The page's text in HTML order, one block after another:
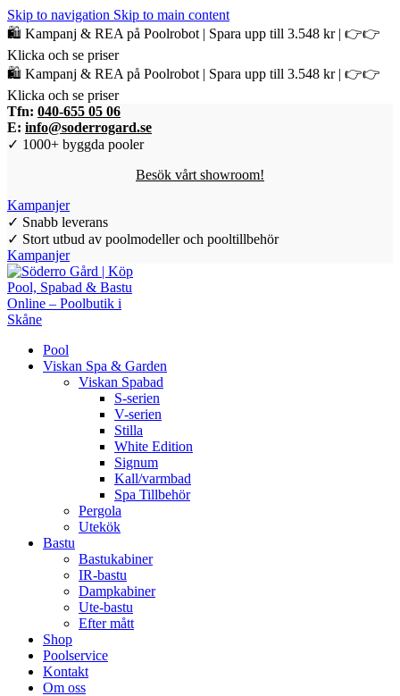
Skip to navigation Skip to main content
🛍️ Kampanj & REA på Poolrobot | Spara upp till 3.548 kr | 👉👉
Klicka och se priser
🛍️ Kampanj & REA på Poolrobot | Spara upp till 3.548 kr | 👉👉
Klicka och se priser
Tfn: 040-655 05 06
E: info@soderrogard.se
✓ 1000+ byggda pooler
Besök vårt showroom!
Kampanjer
✓ Snabb leverans
✓ Stort utbud av poolmodeller och pooltillbehör
Kampanjer
Pool
Viskan Spa & Garden
Viskan Spabad
S-serien
V-serien
Stilla
White Edition
Signum
Kall/varmbad
Spa Tillbehör
Pergola
Utekök
Bastu
Bastukabiner
IR-bastu
Dampkabiner
Ute-bastu
Efter mått
Shop
Poolservice
Kontakt
Om oss